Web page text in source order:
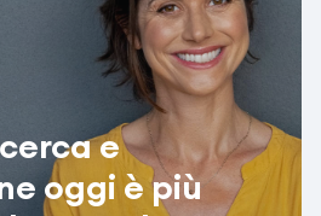
e
oggi è più